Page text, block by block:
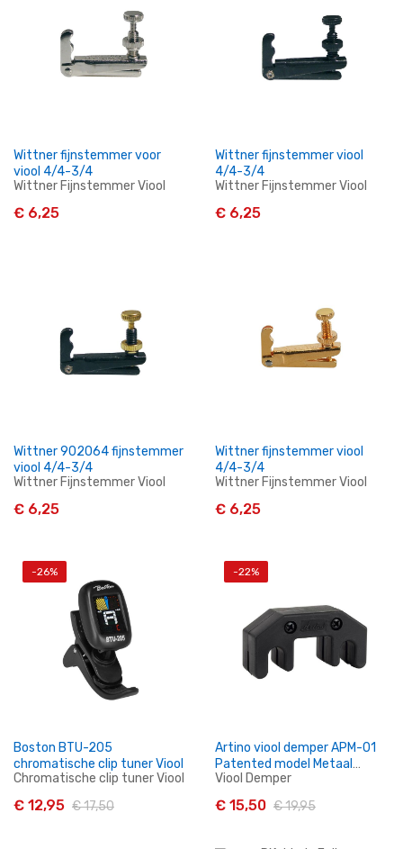
Wittner fijnstemmer voor
viool 4/4-3/4
Wittner Fijnstemmer Viool
€ 6,25
Wittner fijnstemmer viool
4/4-3/4
Wittner Fijnstemmer Viool
€ 6,25
In Winkelwagen
Wittner 902064 fijnstemmer
viool 4/4-3/4
Wittner Fijnstemmer Viool
€ 6,25
In Winkelwagen
Wittner fijnstemmer viool
4/4-3/4
Wittner Fijnstemmer Viool
€ 6,25
-26%
Boston BTU-205
chromatische clip tuner Viool
Chromatische clip tuner Viool
€ 12,95 € 17,50
-22%
Artino viool demper APM-01
Patented model Metaal
Zwart
Viool Demper
€ 15,50 € 19,95